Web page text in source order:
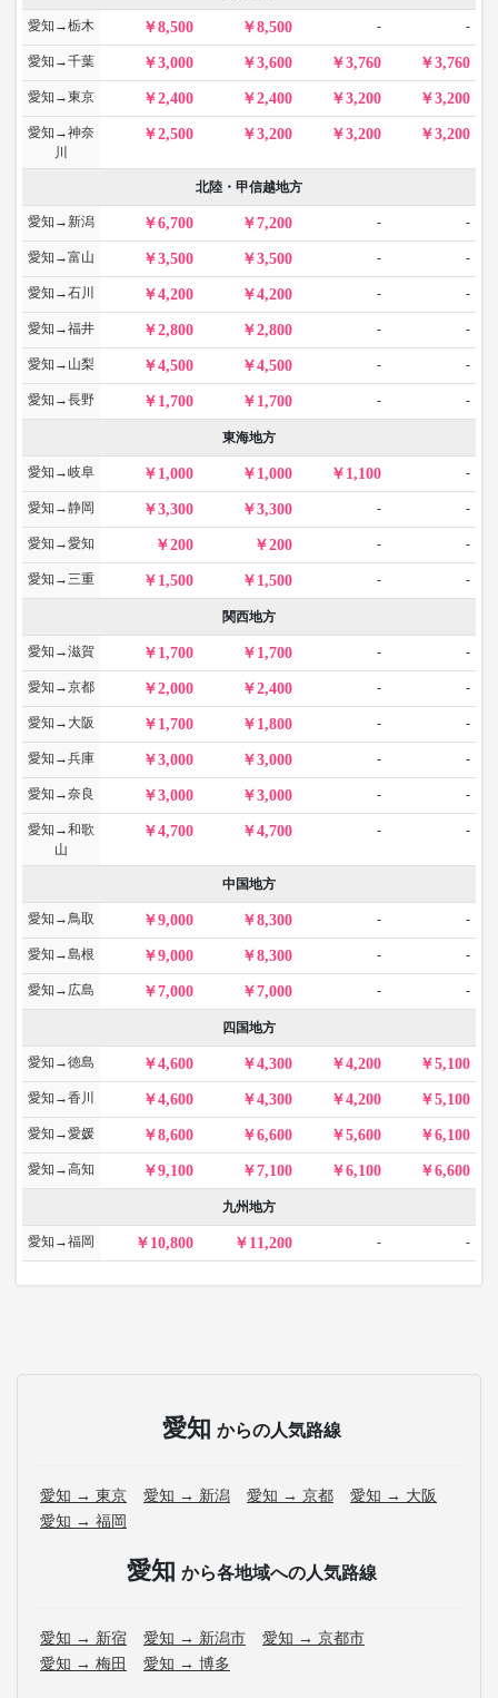
愛知→栃木 8,500 8,500 - -
愛知→千葉 3,000 3,600 3,760 3,760
愛知→東京 2,400 2,400 3,200 3,200
愛知→神奈
川
2,500 3,200 3,200 3,200
北陸・甲信越地方
愛知→新潟 6,700 7,200 - -
愛知→富山 3,500 3,500 - -
愛知→石川 4,200 4,200 - -
愛知→福井 2,800 2,800 - -
愛知→山梨 4,500 4,500 - -
愛知→長野 1,700 1,700 - -
東海地方
愛知→岐阜 1,000 1,000 1,100 -
愛知→静岡 3,300 3,300 - -
愛知→愛知 200 200 - -
愛知→三重 1,500 1,500 - -
関西地方
愛知→滋賀 1,700 1,700 - -
愛知→京都 2,000 2,400 - -
愛知→大阪 1,700 1,800 - -
愛知→兵庫 3,000 3,000 - -
愛知→奈良 3,000 3,000 - -
愛知→和歌
山
4,700 4,700 - -
中国地方
愛知→鳥取 9,000 8,300 - -
愛知→島根 9,000 8,300 - -
愛知→広島 7,000 7,000 - -
四国地方
愛知→徳島 4,600 4,300 4,200 5,100
愛知→香川 4,600 4,300 4,200 5,100
愛知→愛媛 8,600 6,600 5,600 6,100
愛知→高知 9,100 7,100 6,100 6,600
九州地方
愛知→福岡 10,800 11,200 - -
愛知 からの人気路線
愛知 → 東京 愛知 → 新潟 愛知 → 京都
愛知 → 大阪
愛知 → 福岡
愛知 から各地域への人気路線
愛知 → 新宿 愛知 → 新潟市
愛知 → 京都市
愛知 → 梅田
愛知 → 博多